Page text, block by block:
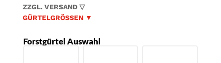
Kundenbewer
tung
ZZGL. VERSAND ▽
GÜRTELGRÖSSEN ▼
Forstgürtel Auswahl